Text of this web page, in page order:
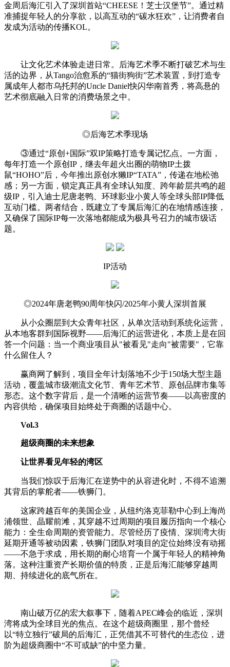
金周后海汇引入了深圳首站“CHEESE！芝士汉堡节”。通过精
准捕捉年轻人的分享欲，以高互动的“碳水狂欢”，让消费者自
发成为活动的传播KOL。
让文化艺术体验走进日常。后海艺术季不断打破艺术与生
活的边界，从Tango治愈系的“猫街狗街”艺术装置，到打造专
属成年人都市乌托邦的Uncle Daniel快闪华南首秀，将高悬的
艺术彻底融入日常的消费场景之中。
◎后海艺术季现场
③通过“原创+国际”双IP策略打造专属记忆点。一方面，
每年打造一个原创IP，继去年超火出圈的萌物IP土拨
鼠“HOHO”后，今年推出原创水獭IP“TATA”，传递在地松弛
感；另一方面，锁定真正具有全球认知度、跨年龄层共鸣的超
级IP，引入迪士尼唐老鸭、环球影业小黄人等全球头部IP降低
互动门槛。两者结合，既建立了专属后海汇的在地情感连接，
又确保了国际IP每一次落地都能成为极具号召力的城市级话
题。
IP活动
◎2024年唐老鸭90周年快闪/2025年小黄人深圳首展
从小众圈层到大众青年社区，从单次活动到系统化运营，
从本地客群到国际视野——后海汇的运营进化，本质上是在回
答一个问题：当一个商业项目从"被看见"走向"被需要"，它靠
什么留住人？
赢商网了解到，项目全年计划落地不少于150场大型主题
活动，覆盖城市级潮流文化节、青年艺术节、原创品牌市集等
形态。这个数字背后，是一个清晰的运营节奏——以高密度的
内容供给，确保项目始终处于商圈的话题中心。
Vol.3
超级商圈的未来想象
让世界看见年轻的湾区
当我们惊叹于后海汇在逆势中的从容进化时，不得不追溯
其背后的掌舵者——铁狮门。
这家跨越百年的美国企业，从纽约洛克菲勒中心到上海尚
浦领世、晶耀前滩，其穿越不过周期的项目履历指向一个核心
能力：全生命周期的资管能力。尽管经历了疫情、深圳湾大街
延期开通等被动因素，铁狮门团队对项目的定位始终没有动摇
——不急于求成，用长期的耐心培育一个属于年轻人的精神角
落。这种注重资产长期价值的特质，正是后海汇能够穿越周
期、持续进化的底气所在。
南山破万亿的宏大叙事下，随着APEC峰会的临近，深圳
湾将成为全球目光的焦点。在这个超级商圈里，那个曾经
以“特立独行”破局的后海汇，正凭借其不可替代的生态位，进
阶为超级商圈中“不可或缺”的中坚力量。